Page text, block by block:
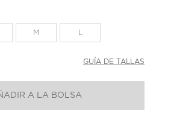
misma
M
GUÍA DE TALLAS
A LA BOLSA